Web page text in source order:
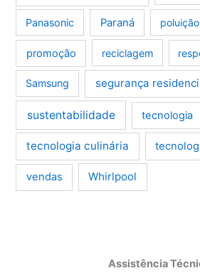
Panasonic Paraná
promoção reciclagem
Samsung segurança
sustentabilidade tecnologia
tecnologia culinária
vendas Whirlpool
Assistência